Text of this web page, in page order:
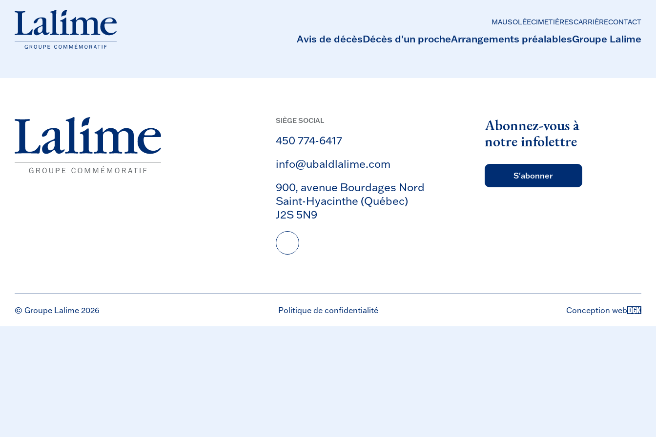
MAUSOLÉECIMETIÈRESCARRIÈRECONTACT
Avis de décèsDécès d'un procheArrangements préalablesGroupe Lalime
SIÈGE SOCIAL
450 774-6417
info@ubaldlalime.com
900, avenue Bourdages Nord
Saint-Hyacinthe (Québec)
J2S 5N9
Abonnez-vous à
notre infolettre
S'abonner
© Groupe Lalime 2026 Politique de confidentialité Conception web